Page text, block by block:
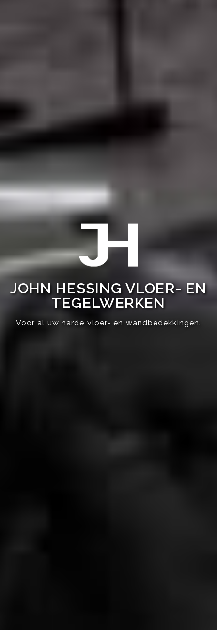
JOHN HESSING VLOER- EN
TEGELWERKEN
Voor al uw harde vloer- en wandbedekkingen.